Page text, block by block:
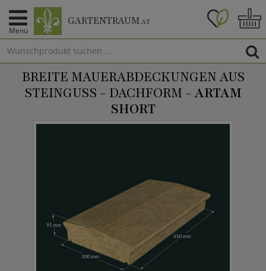
Menü
GARTENTRAUM.AT
BREITE MAUERABDECKUNGEN AUS
STEINGUSS - DACHFORM - ARTAM
SHORT